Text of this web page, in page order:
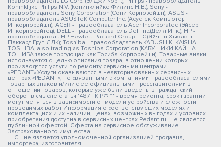
Koninklijke Philips N.V. (Конинклийке Филипс Н.В.); Sony -
правообладатель Sony Corporation (Сони Корпорейшн); ASUS -
правообладатель ASUSTeK Computer Inc. (Асустек Компьютер
Инкорпорейшн); ACER - правообладатель Acer Incorporated (Эйсер
Инкорпорейтед); DELL - правообладатель Dell Inc.(Делл Инк.); HP -
правообладатель HP Hewlett-Packard Group LLC (ЭйчПи Хьюлетт
Паккард Груп ЛЛК); Toshiba - правообладатель KABUSHIKI KAISHA
TOSHIBA, also trading as Toshiba Corporation (КАБУШИКИ КАЙША
ТОШИБА также торгующая как Тосиба Корпорейшн). Товарные знаки
используется с целью описания товара, в отношении которых
производятся услуги по ремонту сервисными центрами
«PEDANT».Услуги оказываются в неавторизованных сервисных
центрах «PEDANT», не связанными с компаниями Правообладателями
товарных знаков и/или с ее официальными представителями в
отношении товаров, которые уже были введены в гражданский
оборот в смысле статьи 1487 ГК РФ ** - время ремонта, срок гарантии
могут меняться в зависимости от модели устройства и сложности
проводимых работ Информация о соответствующих моделях и
комплектациях и их наличии, ценах, возможных выгодах и условиях
приобретения доступна в сервисных центрах Pedant.ru. Не является
публичной офертой. Оферта на сервисное обслуживание
Застрахованного имущества
— СЦ не является уполномоченной организацией продавца,
импортера, изготовителя.